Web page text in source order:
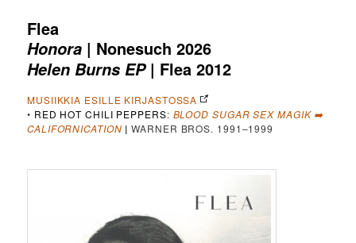
Flea
Honora | Nonesuch 2026
Helen Burns EP| Flea 2012
MUSIIKKIA ESILLE KIRJASTOSSA
• RED HOT CHILI PEPPERS: BLOOD SUGAR SEX MAGIK ➡️
CALIFORNICATION | WARNER BROS. 1991–1999